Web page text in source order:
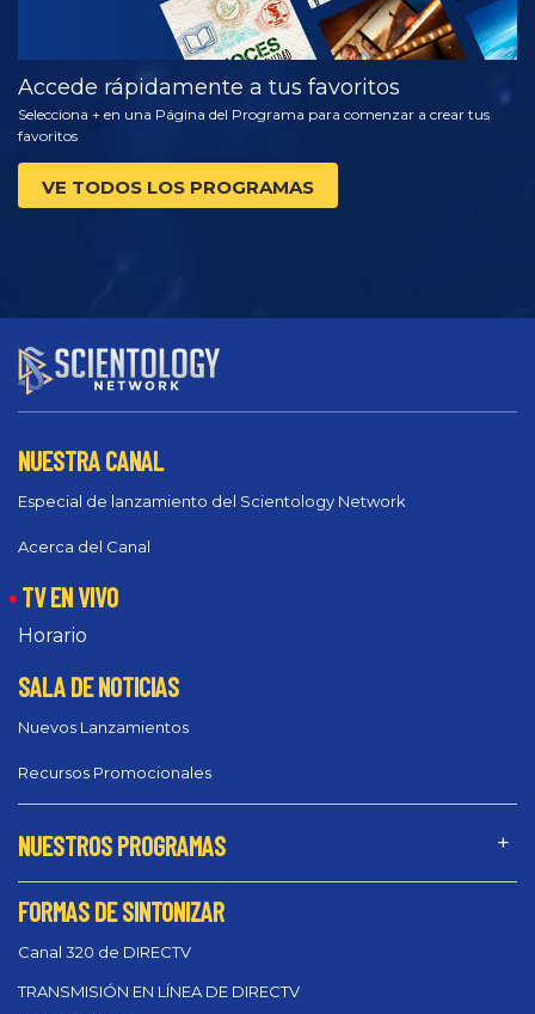
Accede rápidamente a tus favoritos
Selecciona + en una Página del Programa para comenzar a crear tus
favoritos
VE TODOS LOS PROGRAMAS
NUESTRA CANAL
Especial de lanzamiento del Scientology Network
Acerca del Canal
TV EN VIVO
Horario
SALA DE NOTICIAS
Nuevos Lanzamientos
Recursos Promocionales
NUESTROS PROGRAMAS
FORMAS DE SINTONIZAR
Canal 320 de DIRECTV
TRANSMISIÓN EN LÍNEA DE DIRECTV